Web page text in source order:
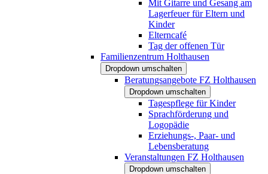
Mit Gitarre und Gesang am
Lagerfeuer für Eltern und
Kinder
Elterncafé
Tag der offenen Tür
Familienzentrum Holthausen
Dropdown umschalten
Beratungsangebote FZ Holthausen
Dropdown umschalten
Tagespflege für Kinder
Sprachförderung und
Logopädie
Erziehungs-, Paar- und
Lebensberatung
Veranstaltungen FZ Holthausen
Dropdown umschalten